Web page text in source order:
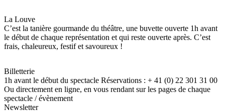
La Louve
C’est la tanière gourmande du théâtre, une buvette ouverte 1h avant
le début de chaque représentation et qui reste ouverte après. C’est
frais, chaleureux, festif et savoureux !
Billetterie
1h avant le début du spectacle Réservations : + 41 (0) 22 301 31 00
Ou directement en ligne, en vous rendant sur les pages de chaque
spectacle / évènement
Newsletter